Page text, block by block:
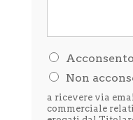
H
l
e
t
Acconsento
Non
a ricevere via
commerciale